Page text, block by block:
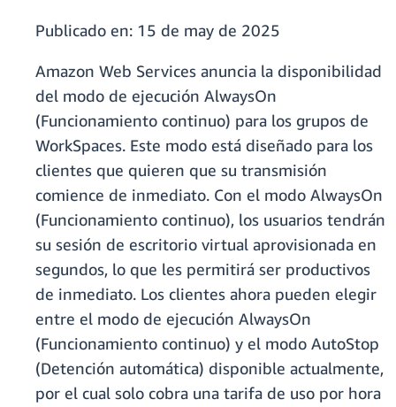
Publicado en: 15 de may de 2025
Amazon Web Services anuncia la disponibilidad
del modo de ejecución AlwaysOn
(Funcionamiento continuo) para los grupos de
WorkSpaces. Este modo está diseñado para los
clientes que quieren que su transmisión
comience de inmediato. Con el modo AlwaysOn
(Funcionamiento continuo), los usuarios tendrán
su sesión de escritorio virtual aprovisionada en
segundos, lo que les permitirá ser productivos
de inmediato. Los clientes ahora pueden elegir
entre el modo de ejecución AlwaysOn
(Funcionamiento continuo) y el modo AutoStop
(Detención automática) disponible actualmente,
por el cual solo cobra una tarifa de uso por hora